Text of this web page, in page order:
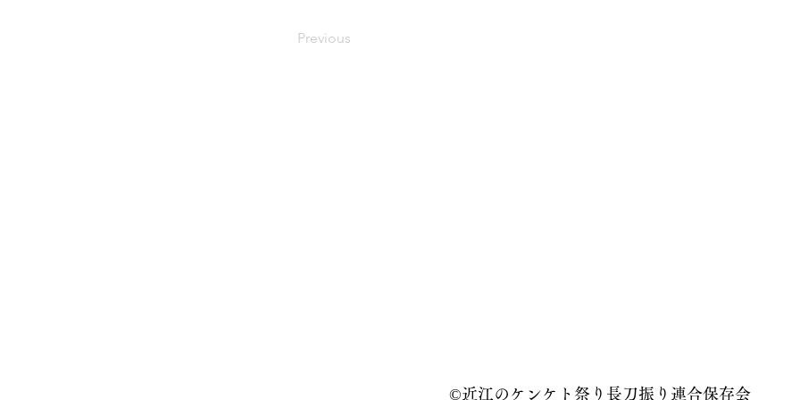
Previous
©近江のケンケト祭り長刀振り連合保存会